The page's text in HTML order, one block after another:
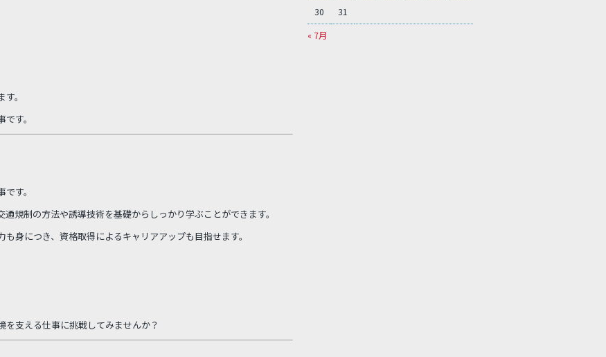
。
す。
す。
規制の方法や誘導技術を基礎からしっかり学ぶことができます。
身につき、資格取得によるキャリアアップも目指せます。
支える仕事に挑戦してみませんか？
« 7月
30 31